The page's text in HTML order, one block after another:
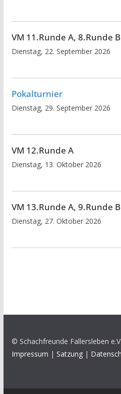
VM 11.Runde A, 8.Runde B
Dienstag, 22. September 2026
Pokalturnier
Dienstag, 29. September 2026
VM 12.Runde A
Dienstag, 13. Oktober 2026
VM 13.Runde A, 9.Runde B
Dienstag, 27. Oktober 2026
© Schachfreunde Fallersleben e.V.
Impressum | Satzung|